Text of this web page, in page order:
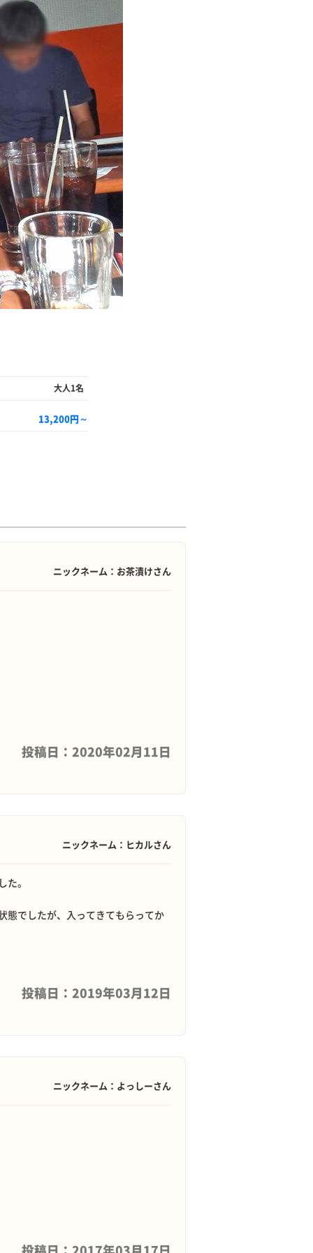
大人1名
13,200円～
ニックネーム：お茶漬けさん
投稿日：2020年02月11日
ニックネーム：ヒカルさん
。
態でしたが、入ってきてもらってか
投稿日：2019年03月12日
ニックネーム：よっしーさん